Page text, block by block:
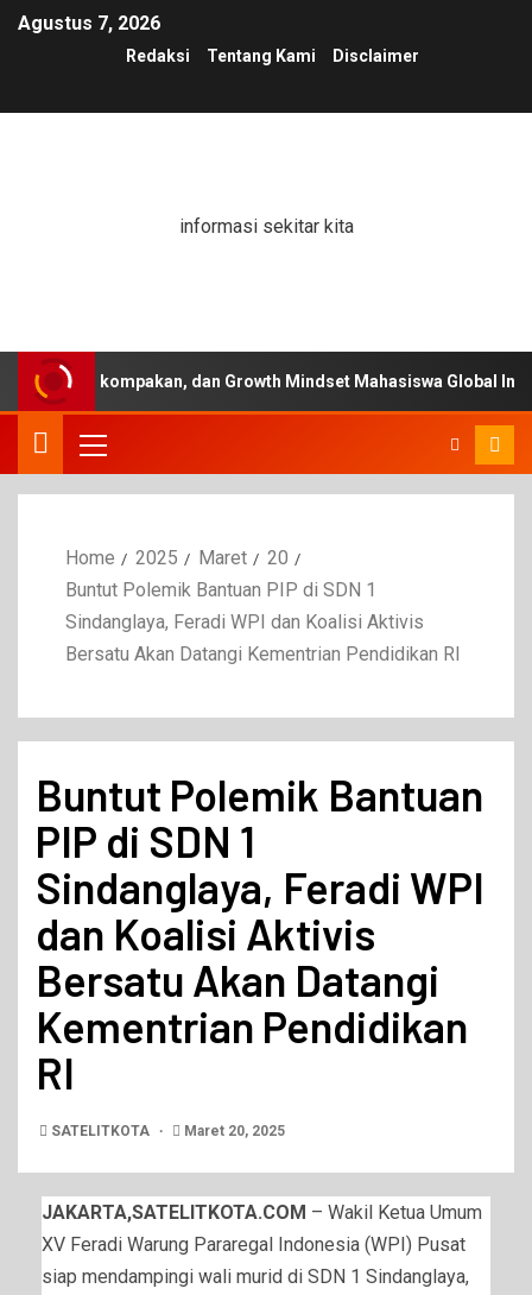
Agustus 7, 2026
Redaksi Tentang Kami Disclaimer
informasi sekitar kita
Kekompakan, dan Growth Mindset Mahasiswa Global Institute
Home 2025 Maret
20
Buntut Polemik Bantuan PIP di SDN 1
Sindanglaya, Feradi WPI dan Koalisi Aktivis
Bersatu Akan Datangi Kementrian Pendidikan RI
Buntut Polemik Bantuan
PIP di SDN 1
Sindanglaya, Feradi WPI
dan Koalisi Aktivis
Bersatu Akan Datangi
Kementrian Pendidikan
RI
SATELITKOTA Maret 20, 2025
JAKARTA,SATELITKOTA.COM – Wakil Ketua Umum
XV Feradi Warung Pararegal Indonesia (WPI) Pusat
siap mendampingi wali murid di SDN 1 Sindanglaya,